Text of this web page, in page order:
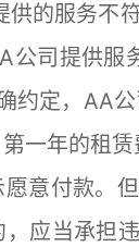
的服务不
司提供服
约定，AA
一年的租
意付款。
应当承担